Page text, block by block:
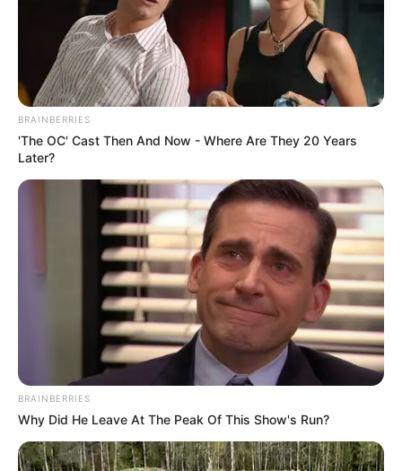
BRAINBERRIES
'The OC' Cast Then And Now - Where Are They 20 Years
Later?
BRAINBERRIES
Why Did He Leave At The Peak Of This Show's Run?